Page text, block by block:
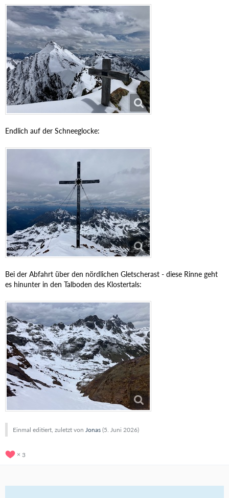
Endlich auf der Schneeglocke:
Bei der Abfahrt über den nördlichen Gletscherast - diese Rinne geht
es hinunter in den Talboden des Klostertals:
Einmal editiert, zuletzt von Jonas (5. Juni 2026)
3